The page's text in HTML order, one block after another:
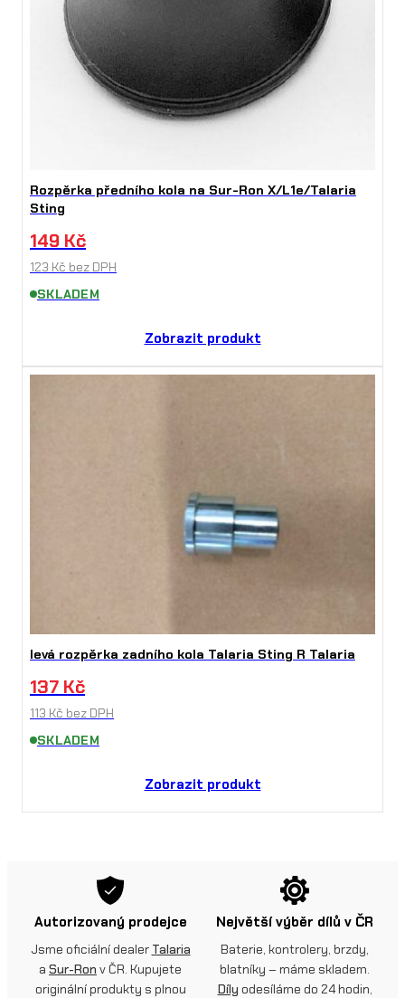
Rozpěrka předního kola na Sur-Ron X/L1e/Talaria
Sting
149 Kč
123 Kč bez DPH
SKLADEM
Zobrazit produkt
levá rozpěrka zadního kola Talaria Sting R Talaria
137 Kč
113 Kč bez DPH
SKLADEM
Zobrazit produkt
Autorizovaný prodejce
Jsme oficiální dealer Talaria
a Sur-Ron v ČR. Kupujete
originální produkty s plnou
Největší výběr dílů v ČR
Baterie, kontrolery, brzdy,
blatníky – máme skladem.
Díly odesíláme do 24 hodin,